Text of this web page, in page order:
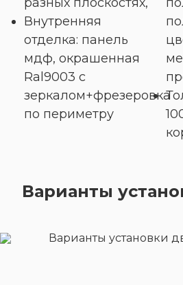
Внутренняя
отделка: панель
мдф, окрашенная
Ral9003 с
зеркалом+фрезеровка
по периметру
Варианты